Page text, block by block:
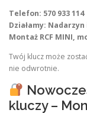
Telefon: 570 933 114
Działamy:
Montaż RCF MINI,
Twój klucz może
nie odwrotnie.
kluczy –